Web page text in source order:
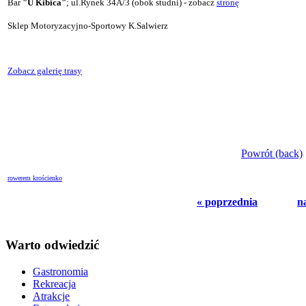
Bar "U Kibica"; ul.Rynek 34A/3 (obok studni) - zobacz stronę
Sklep Motoryzacyjno-Sportowy K.Salwierz
Zobacz galerię trasy
Powrót (back)
rowerem krościenko
« poprzednia
Warto odwiedzić
Gastronomia
Rekreacja
Atrakcje